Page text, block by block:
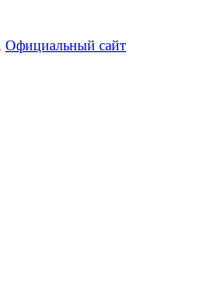
Официальный сайт